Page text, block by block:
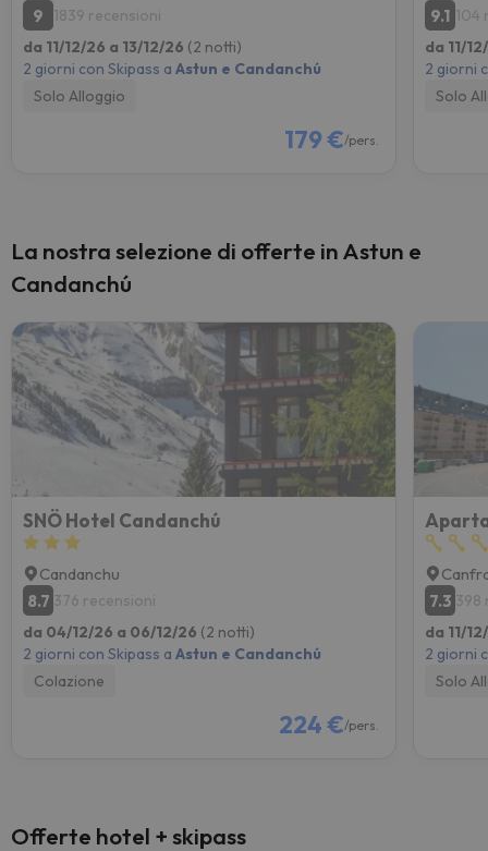
9
1839 recensioni
da 11/12/26 a 13/12/26 (2 notti)
2 giorni con Skipass a Astun e Candanchú
Solo Alloggio
179 €/pers.
9.1 104
da 11/
2 giorni
Solo
La nostra selezione di offerte in Astun e
Candanchú
SNÖ Hotel Candanchú
Candanchu
8.7 376 recensioni
da 04/12/26 a 06/12/26 (2 notti)
2 giorni con Skipass a Astun e Candanchú
Colazione
224 €/pers.
7.3 398
da 11/
2 giorni
Solo
Offerte hotel + skipass